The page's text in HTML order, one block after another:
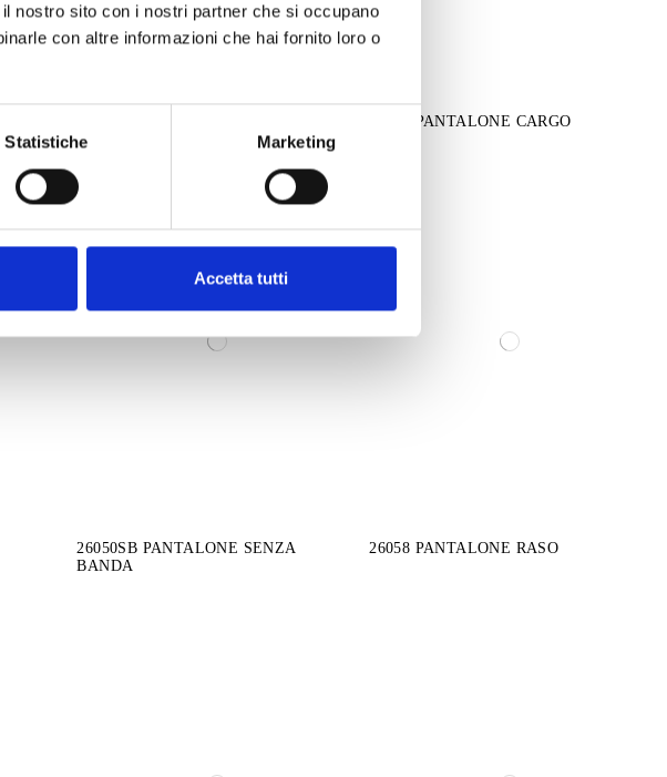
nostro sito con i nostri partner che si occupano
con altre informazioni che hai fornito loro o
Statistiche Marketing
Accetta tutti
26039 PANTALONE CARGO
26050SB PANTALONE SENZA
BANDA
26058 PANTALONE RASO